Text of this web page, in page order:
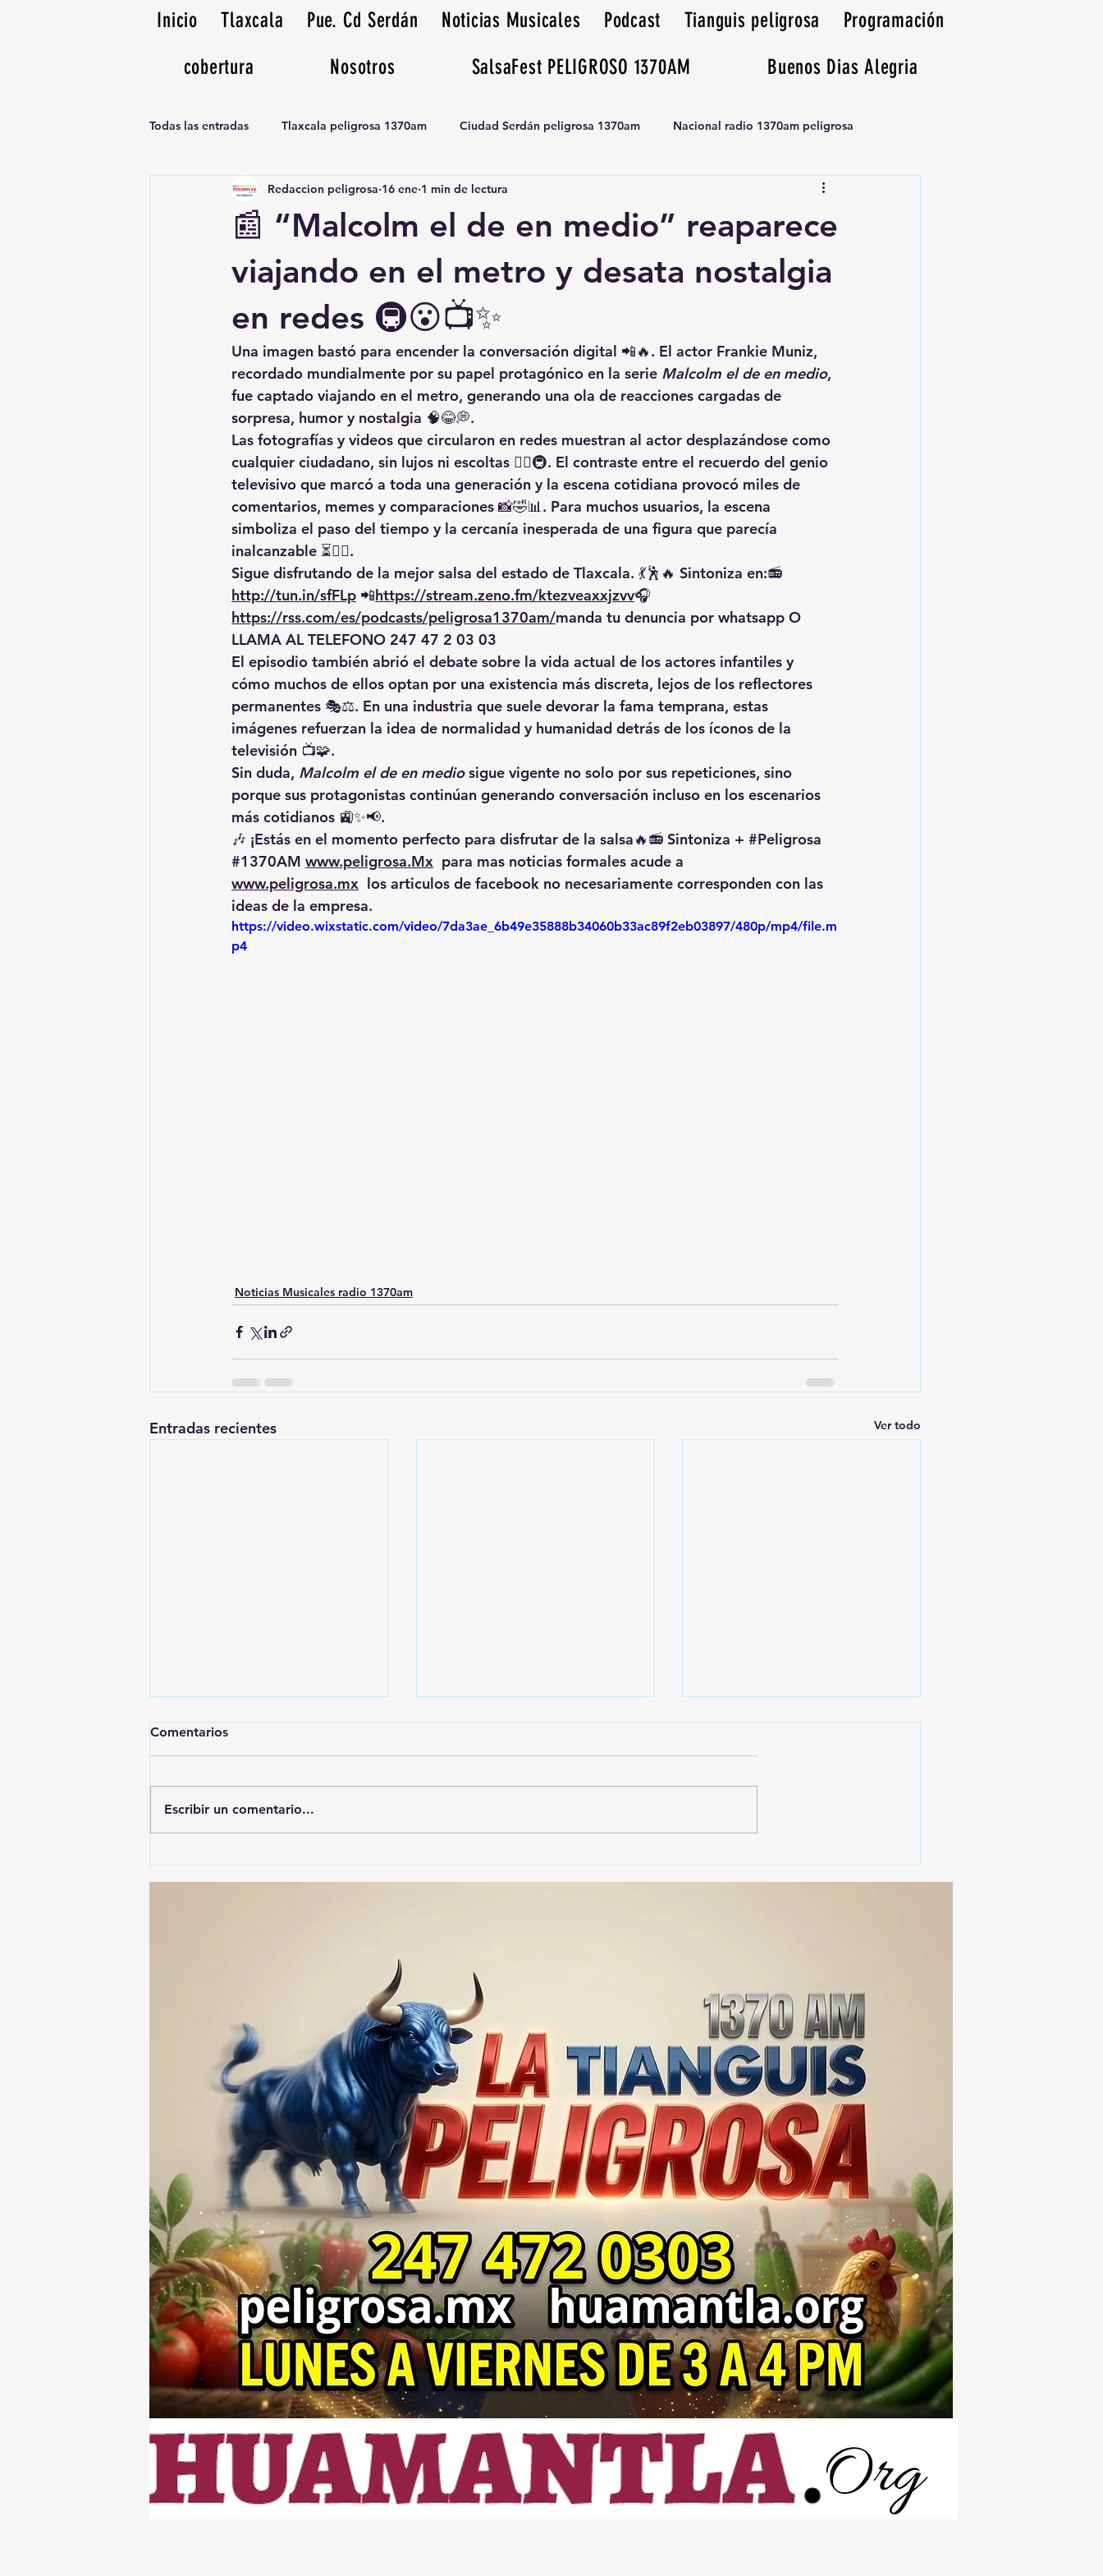
Inicio Tlaxcala Pue. Cd Serdán Noticias Musicales Podcast Tianguis peligrosa
Programación
cobertura
Nosotros SalsaFest PELIGROSO 1370AM Buenos Dias Alegria
Todas las entradas Tlaxcala peligrosa 1370am Ciudad Serdán peligrosa 1370am Nacional radio 1370am peligrosa
Noticias Musicales radio 1370am Tianguis peligrosa 1370am huamantla
📰 “Malcolm el de en medio” reaparece
viajando en el metro y desata nostalgia
en redes 🚇😮📺✨
Redaccion peligrosa 16 ene 1 min de lectura
Una imagen bastó para encender la conversación digital 📲🔥. El actor Frankie Muniz,
recordado mundialmente por su papel protagónico en la serie Malcolm el de en medio,
fue captado viajando en el metro, generando una ola de reacciones cargadas de
sorpresa, humor y nostalgia 🧠😂💭.
Las fotografías y videos que circularon en redes muestran al actor desplazándose como
cualquier ciudadano, sin lujos ni escoltas 🚶‍♂️🚇. El contraste entre el recuerdo del genio
televisivo que marcó a toda una generación y la escena cotidiana provocó miles de
comentarios, memes y comparaciones 📸🤣📊. Para muchos usuarios, la escena
simboliza el paso del tiempo y la cercanía inesperada de una figura que parecía
inalcanzable ⏳❤️‍🔥.
Sigue disfrutando de la mejor salsa del estado de Tlaxcala. 💃🕺🔥 Sintoniza en:📻
http://tun.in/sfFLp 📲https://stream.zeno.fm/ktezveaxxjzvv🎧
https://rss.com/es/podcasts/peligrosa1370am/manda tu denuncia por whatsapp O
LLAMA AL TELEFONO 247 47 2 03 03
El episodio también abrió el debate sobre la vida actual de los actores infantiles y
cómo muchos de ellos optan por una existencia más discreta, lejos de los reflectores
permanentes 🎭⚖️. En una industria que suele devorar la fama temprana, estas
imágenes refuerzan la idea de normalidad y humanidad detrás de los íconos de la
televisión 📺🧩.
Sin duda, Malcolm el de en medio sigue vigente no solo por sus repeticiones, sino
porque sus protagonistas continúan generando conversación incluso en los escenarios
más cotidianos 🚉✨📢.
🎶 ¡Estás en el momento perfecto para disfrutar de la salsa🔥📻 Sintoniza + #Peligrosa
#1370AM www.peligrosa.Mx para mas noticias formales acude a
www.peligrosa.mx los articulos de facebook no necesariamente corresponden con las
ideas de la empresa.
https://video.wixstatic.com/video/7da3ae_6b49e35888b34060b33ac89f2eb03897/480p/mp4/file.m
p4
Noticias Musicales radio 1370am
Entradas recientes Ver todo
DURANTE UNA
DESATA LA POLÉMICA CON
ELEGANCIA Y TRADICIÓN
Comentarios
Escribir un comentario...